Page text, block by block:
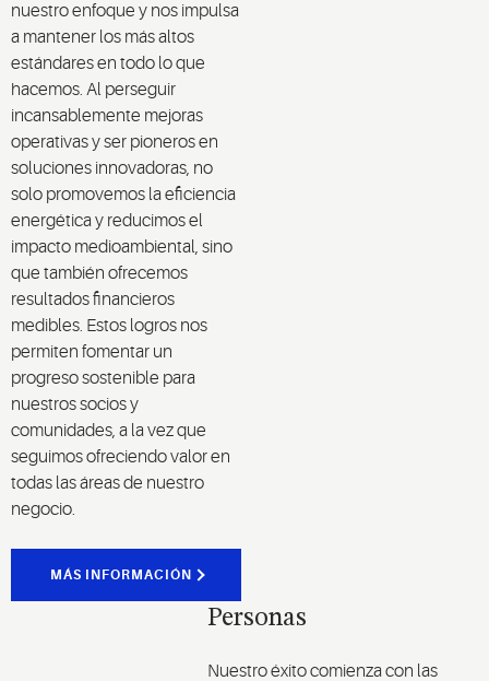
nuestro enfoque y nos impulsa
a mantener los más altos
estándares en todo lo que
hacemos. Al perseguir
incansablemente mejoras
operativas y ser pioneros en
soluciones innovadoras, no
solo promovemos la eficiencia
energética y reducimos el
impacto medioambiental, sino
que también ofrecemos
resultados financieros
medibles. Estos logros nos
permiten fomentar un
progreso sostenible para
nuestros socios y
comunidades, a la vez que
seguimos ofreciendo valor en
todas las áreas de nuestro
negocio.
MÁS INFORMACIÓN
Personas
Nuestro éxito comienza con las